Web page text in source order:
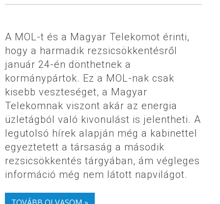
A MOL-t és a Magyar Telekomot érinti,
hogy a harmadik rezsicsökkentésről
január 24-én dönthetnek a
kormánypártok. Ez a MOL-nak csak
kisebb veszteséget, a Magyar
Telekomnak viszont akár az energia
üzletágból való kivonulást is jelentheti. A
legutolsó hírek alapján még a kabinettel
egyeztetett a társaság a második
rezsicsökkentés tárgyában, ám végleges
információ még nem látott napvilágot.